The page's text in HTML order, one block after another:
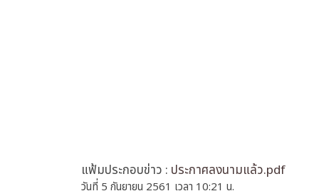
แฟ้มประกอบข่าว : ประกาศลงนามแล้ว.pdf
วันที่ 5 กันยายน 2561 เวลา 10:21 น.